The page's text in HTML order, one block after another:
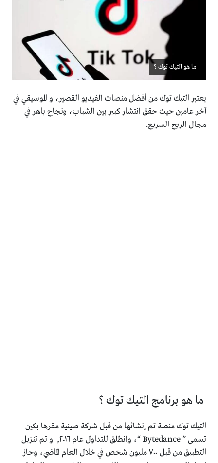
ما هو التيك توك ؟
يعتبر التيك توك من أفضل منصات الفيديو القصير، و الموسيقي في
آخر عامين حيث حقق انتشار كبير بين الشباب، ونجاح باهر في
مجال الربح السريع.
ما هو برنامج التيك توك ؟
التيك توك منصة تم إنشائها من قبل شركة صينية مقرها بكين
تسمي ” Bytedance “،
وانطلق للتداول عام ٢٠١٦, و
تم تنزيل
التطبيق من قبل ٧٠٠ مليون شخص في خلال العام الماضي،
وحاز